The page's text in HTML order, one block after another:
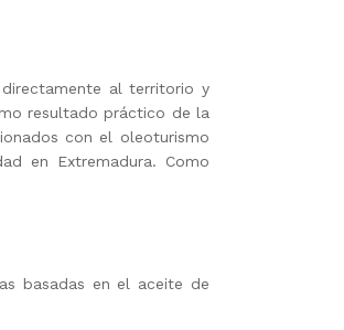
al territorio y
resultado práctico de la
con el oleoturismo
en Extremadura. Como
basadas en el aceite de